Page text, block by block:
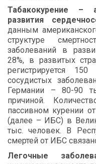
Табакокурение
–
развития
сердечно
данным
структуре
заболеваний
в
28%, в развитых
регистрируется
сосудистых
Германии
– 80-90
причиной.
пассивном курении от
(далее – ИБС) в
тыс.человек. В
смертей от ИБС
Легочные